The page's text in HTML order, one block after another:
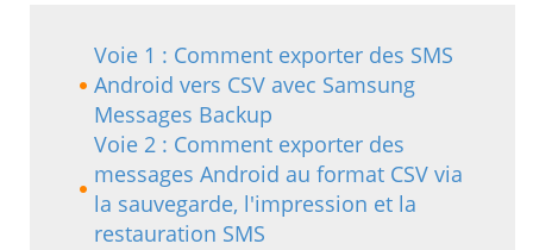
Voie 1 : Comment exporter des SMS
Android vers CSV avec Samsung
Messages Backup
Voie 2 : Comment exporter des
messages Android au format CSV via
la sauvegarde, l'impression et la
restauration SMS